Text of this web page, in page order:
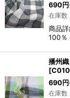
690円
在庫
商品
100％
播州
[
690円
在庫